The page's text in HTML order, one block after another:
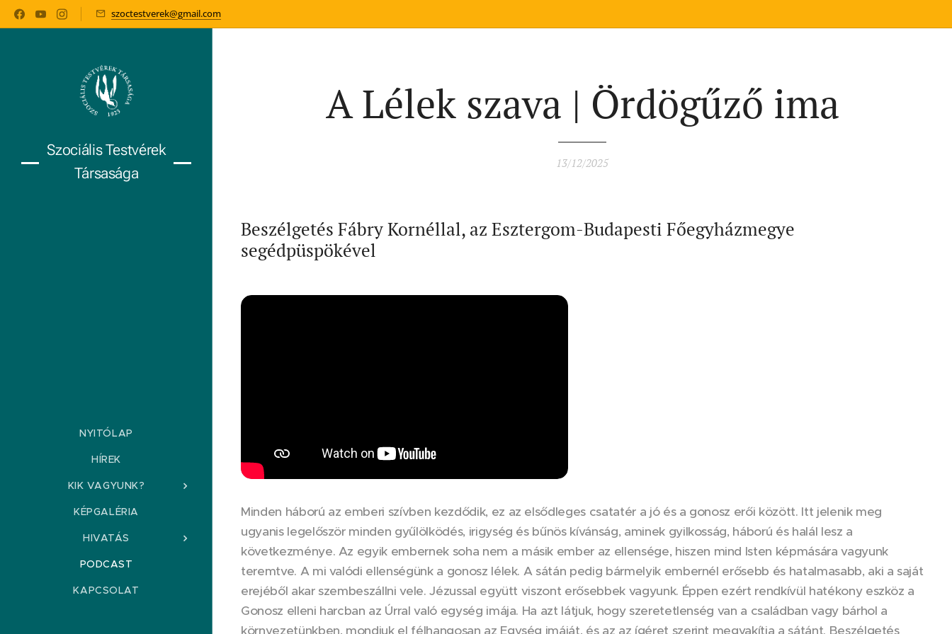
szoctestverek@gmail.com
Szociális Testvérek
Társasága
NYITÓLAP
HÍREK
KIK VAGYUNK?
KÉPGALÉRIA
HIVATÁS
PODCAST
KAPCSOLAT
A Lélek szava | Ördögűző ima
13/12/2025
Beszélgetés Fábry Kornéllal, az Esztergom-Budapesti Főegyházmegye
segédpüspökével
Minden háború az emberi szívben kezdődik, ez az elsődleges csatatér a jó és a gonosz erői között. Itt jelenik meg
ugyanis legelőször minden gyűlölködés, irigység és bűnös kívánság, aminek gyilkosság, háború és halál lesz a
következménye. Az egyik embernek soha nem a másik ember az ellensége, hiszen mind Isten képmására vagyunk
teremtve. A mi valódi ellenségünk a gonosz lélek. A sátán pedig bármelyik embernél erősebb és hatalmasabb, aki a saját
erejéből akar szembeszállni vele. Jézussal együtt viszont erősebbek vagyunk. Éppen ezért rendkívül hatékony eszköz a
Gonosz elleni harcban az Úrral való egység imája. Ha azt látjuk, hogy szeretetlenség van a családban vagy bárhol a
környezetünkben, mondjuk el félhangosan az Egység imáját, és az az ígéret szerint megvakítja a sátánt. Beszélgetés